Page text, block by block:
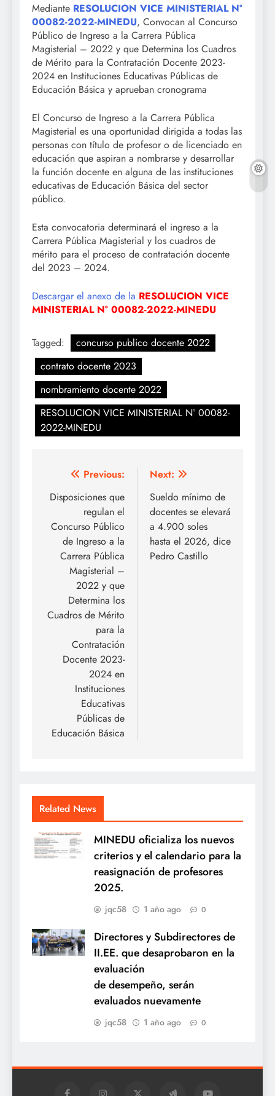
Mediante RESOLUCION VICE MINISTERIAL N°
00082-2022-MINEDU, Convocan al Concurso
Público de Ingreso a la Carrera Pública
Magisterial – 2022 y que Determina los Cuadros
de Mérito para la Contratación Docente 2023-
2024 en Instituciones Educativas Públicas de
Educación Básica y aprueban cronograma
El Concurso de Ingreso a la Carrera Pública
Magisterial es una oportunidad dirigida a todas las
personas con título de profesor o de licenciado en
educación que aspiran a nombrarse y desarrollar
la función docente en alguna de las instituciones
educativas de Educación Básica del sector
público.
Esta convocatoria determinará el ingreso a la
Carrera Pública Magisterial y los cuadros de
mérito para el proceso de contratación docente
del 2023 – 2024.
Descargar el anexo de la RESOLUCION VICE
MINISTERIAL N° 00082-2022-MINEDU
Tagged:
concurso publico docente 2022
contrato docente 2023
nombramiento docente 2022
RESOLUCION VICE MINISTERIAL N° 00082-
2022-MINEDU
Navegación
de
entradas
Previous:
Disposiciones que
regulan el
Concurso Público
de Ingreso a la
Carrera Pública
Magisterial –
2022 y que
Determina los
Cuadros de Mérito
para la
Contratación
Docente 2023-
2024 en
Instituciones
Educativas
Públicas de
Educación Básica
Next:
Sueldo mínimo de
docentes se elevará
a 4.900 soles
hasta el 2026, dice
Pedro Castillo
Related News
MINEDU oficializa los nuevos
criterios y el calendario para la
reasignación de profesores
2025.
jqc58 1 año ago 0
Directores y Subdirectores de
II.EE. que desaprobaron en la
evaluación
de desempeño, serán
evaluados nuevamente
jqc58 1 año ago 0